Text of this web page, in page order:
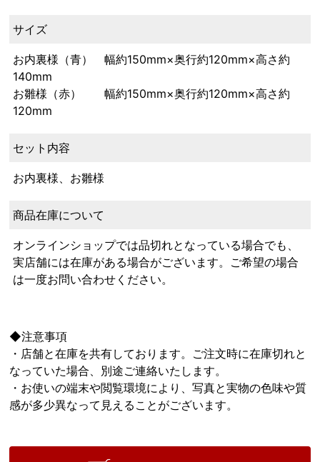
サイズ
お内裏様（青） 幅約150mm×奥行約120mm×高さ約
140mm
お雛様（赤） 幅約150mm×奥行約120mm×高さ約
120mm
セット内容
お内裏様、お雛様
商品在庫について
オンラインショップでは品切れとなっている場合でも、
実店舗には在庫がある場合がございます。ご希望の場合
は一度お問い合わせください。
◆注意事項
・店舗と在庫を共有しております。ご注文時に在庫切れと
なっていた場合、別途ご連絡いたします。
・お使いの端末や閲覧環境により、写真と実物の色味や質
感が多少異なって見えることがございます。